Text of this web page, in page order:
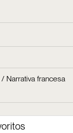
/ Narrativa francesa